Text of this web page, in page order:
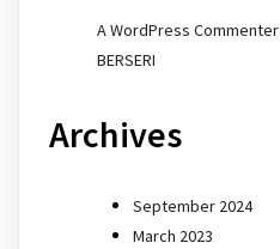
A WordPress Commenter
BERSERI
Archives
September 2024
March 2023